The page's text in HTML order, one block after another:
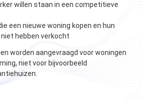
willen staan in een competitieve
een nieuwe woning kopen en hun
niet hebben verkocht
worden aangevraagd voor woningen
niet voor bijvoorbeeld